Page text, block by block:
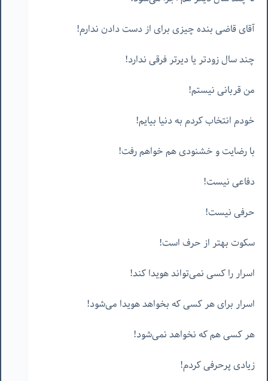
آقای قاضی بنده چیزی برای از دست دادن ندارم!
چند سال زودتر یا دیرتر فرقی ندارد!
من قربانی نیستم!
خودم انتخاب کردم به دنیا بیایم!
با رضایت و خشنودی هم خواهم رفت!
دفاعی نیست!
حرفی نیست!
سکوت بهتر از حرف است!
اسرار را کسی نمی‌تواند هویدا کند!
اسرار برای هر کسی که بخواهد هویدا می‌شود!
هر کسی هم که نخواهد نمی‌شود!
زیادی پرحرفی کردم!